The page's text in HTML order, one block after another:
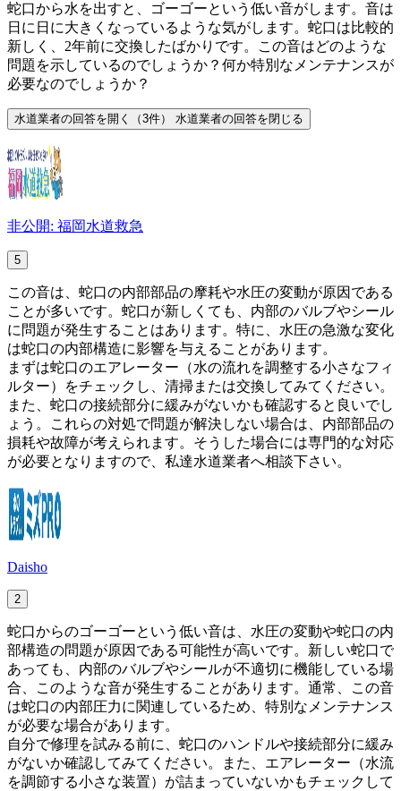
蛇口から水を出すと、ゴーゴーという低い音がします。音は
日に日に大きくなっているような気がします。蛇口は比較的
新しく、2年前に交換したばかりです。この音はどのような
問題を示しているのでしょうか？何か特別なメンテナンスが
必要なのでしょうか？
水道業者の回答を開く（3件） 水道業者の回答を閉じる
非公開: 福岡水道救急
5
この音は、蛇口の内部部品の摩耗や水圧の変動が原因である
ことが多いです。蛇口が新しくても、内部のバルブやシール
に問題が発生することはあります。特に、水圧の急激な変化
は蛇口の内部構造に影響を与えることがあります。
まずは蛇口のエアレーター（水の流れを調整する小さなフィ
ルター）をチェックし、清掃または交換してみてください。
また、蛇口の接続部分に緩みがないかも確認すると良いでし
ょう。これらの対処で問題が解決しない場合は、内部部品の
損耗や故障が考えられます。そうした場合には専門的な対応
が必要となりますので、私達水道業者へ相談下さい。
Daisho
2
蛇口からのゴーゴーという低い音は、水圧の変動や蛇口の内
部構造の問題が原因である可能性が高いです。新しい蛇口で
あっても、内部のバルブやシールが不適切に機能している場
合、このような音が発生することがあります。通常、この音
は蛇口の内部圧力に関連しているため、特別なメンテナンス
が必要な場合があります。
自分で修理を試みる前に、蛇口のハンドルや接続部分に緩み
がないか確認してみてください。また、エアレーター（水流
を調節する小さな装置）が詰まっていないかもチェックして